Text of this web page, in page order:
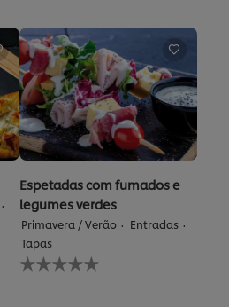
este
recipe
Espetadas com fumados e
legumes verdes
Primavera / Verão
Entradas
Tapas
Nenhuma
avaliação